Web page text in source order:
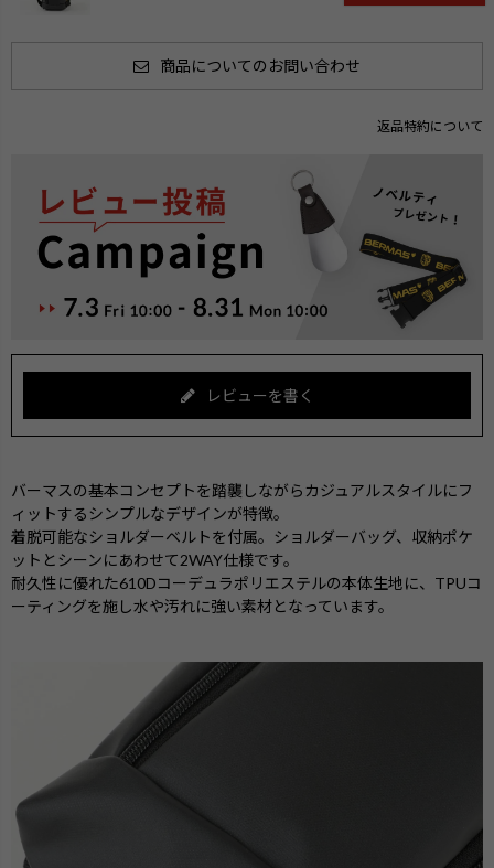
商品についてのお問い合わせ
返品特約について
レビューを書く
バーマスの基本コンセプトを踏襲しながらカジュアルスタイルにフ
ィットするシンプルなデザインが特徴。
着脱可能なショルダーベルトを付属。ショルダーバッグ、収納ポケ
ットとシーンにあわせて2WAY仕様です。
耐久性に優れた610Dコーデュラポリエステルの本体生地に、TPUコ
ーティングを施し水や汚れに強い素材となっています。